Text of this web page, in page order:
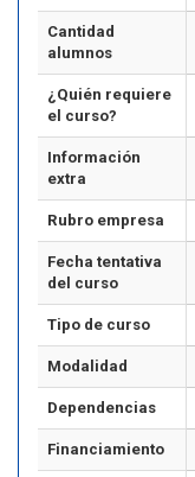
Cantidad
alumnos
¿Quién requiere
el curso?
Información
extra
Rubro empresa
Fecha tentativa
del curso
Tipo de curso
Modalidad
Dependencias
Financiamiento